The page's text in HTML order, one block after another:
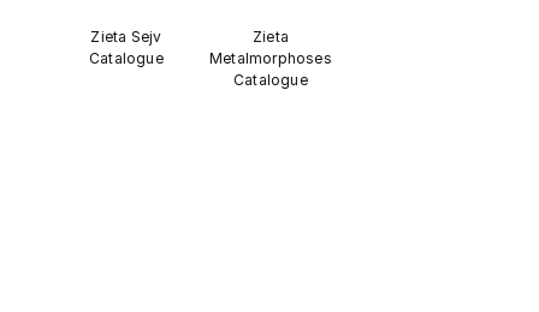
Zieta Sejv
Catalogue
Zieta
Metalmorphoses
Catalogue